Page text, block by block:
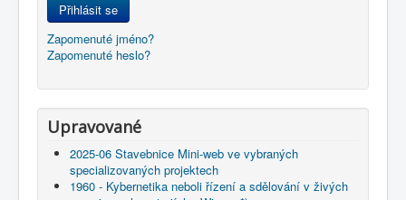
Přihlásit se
Zapomenuté jméno?
Zapomenuté heslo?
Upravované
2025-06 Stavebnice Mini-web ve vybraných
specializovaných projektech
1960 - Kybernetika neboli řízení a sdělování v živých